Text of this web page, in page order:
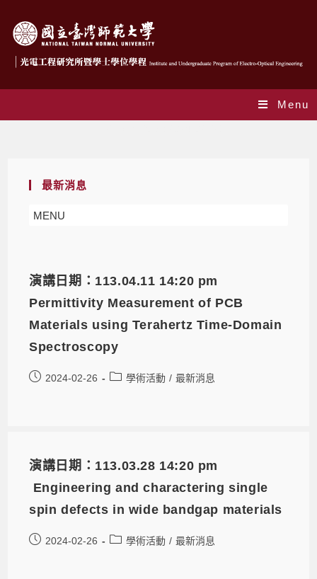
Menu
最新消息
MENU
演講日期：113.04.11 14:20 pm
Permittivity Measurement of PCB
Materials using Terahertz Time-Domain
Spectroscopy
2024-02-26 學術活動 / 最新消息
演講日期：113.03.28 14:20 pm
Engineering and charactering single
spin defects in wide bandgap materials
2024-02-26 學術活動 / 最新消息